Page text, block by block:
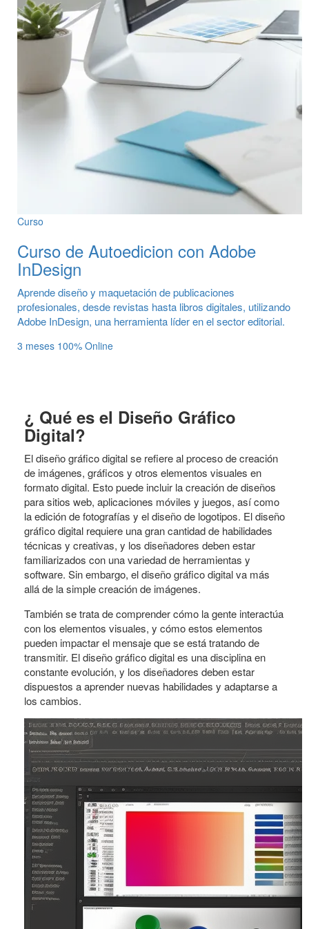
Curso
Curso de Autoedicion con Adobe
InDesign
Aprende diseño y maquetación de publicaciones
profesionales, desde revistas hasta libros digitales, utilizando
Adobe InDesign, una herramienta líder en el sector editorial.
3 meses 100% Online
¿ Qué es el Diseño Gráfico
Digital?
El diseño gráfico digital se refiere al proceso de creación
de imágenes, gráficos y otros elementos visuales en
formato digital. Esto puede incluir la creación de diseños
para sitios web, aplicaciones móviles y juegos, así como
la edición de fotografías y el diseño de logotipos. El diseño
gráfico digital requiere una gran cantidad de habilidades
técnicas y creativas, y los diseñadores deben estar
familiarizados con una variedad de herramientas y
software. Sin embargo, el diseño gráfico digital va más
allá de la simple creación de imágenes.
También se trata de comprender cómo la gente interactúa
con los elementos visuales, y cómo estos elementos
pueden impactar el mensaje que se está tratando de
transmitir. El diseño gráfico digital es una disciplina en
constante evolución, y los diseñadores deben estar
dispuestos a aprender nuevas habilidades y adaptarse a
los cambios.